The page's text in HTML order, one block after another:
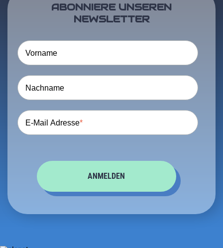
ABONNIERE UNSEREN
NEWSLETTER
Vorname
Nachname
E-Mail Adresse*